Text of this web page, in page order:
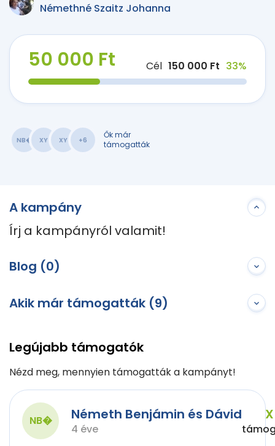
Némethné Szaitz Johanna
50 000 Ft Cél 150 000 Ft 33%
NB� XY XY +6
Ők már
támogatták
A kampány
Írj a kampányról valamit!
Blog (0)
Akik már támogatták (9)
Legújabb támogatók
Nézd meg, mennyien támogatták a kampányt!
NB� Németh Benjámin és Dávid
4 éve